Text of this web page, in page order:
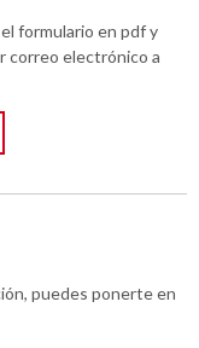
formulario en pdf y
correo electrónico a
puedes ponerte en